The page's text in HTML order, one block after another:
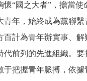
“國之大者”，擔當
年，始終成為黨聯
計為青年辦實事、
前列的先進組織。
把握青年脈搏，依